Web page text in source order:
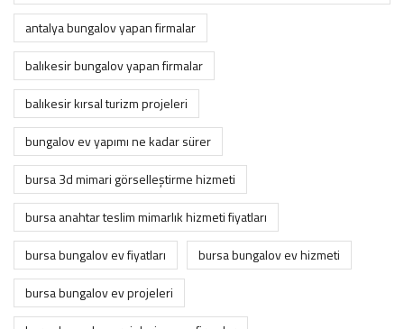
antalya bungalov yapan firmalar
balıkesir bungalov yapan firmalar
balıkesir kırsal turizm projeleri
bungalov ev yapımı ne kadar sürer
bursa 3d mimari görselleştirme hizmeti
bursa anahtar teslim mimarlık hizmeti fiyatları
bursa bungalov ev fiyatları
bursa bungalov ev hizmeti
bursa bungalov ev projeleri